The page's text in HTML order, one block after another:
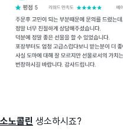
소노콜린 생소하시죠?